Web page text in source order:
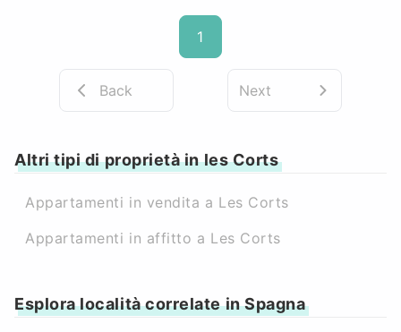
1
Back Next
Altri tipi di proprietà in les Corts
Appartamenti in vendita a Les Corts
Appartamenti in affitto a Les Corts
Esplora località correlate in Spagna